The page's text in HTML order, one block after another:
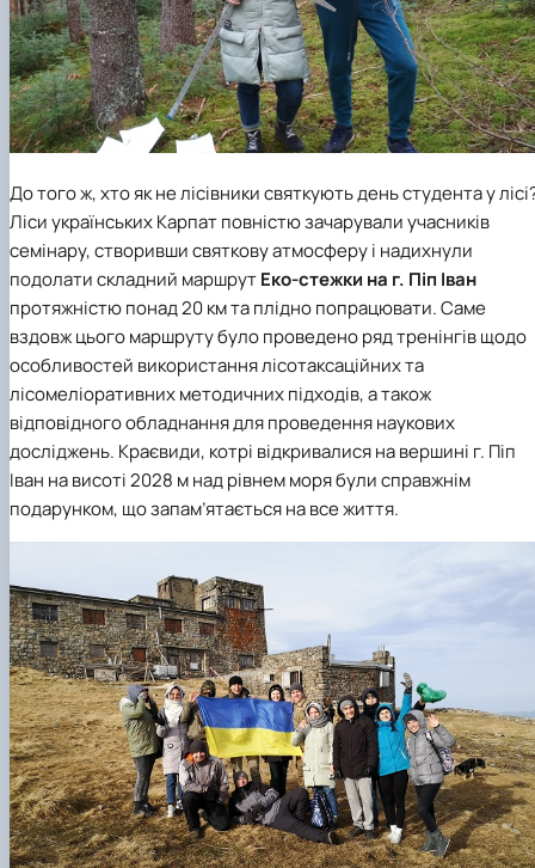
До того ж, хто як не лісівники святкують день студента у
Ліси українських Карпат повністю зачарували учасників
семінару, створивши святкову атмосферу і надихнули
подолати складний маршрутЕко-стежки на г. Піп Іван
протяжністю понад 20 км та плідно попрацювати. Саме
вздовж цього маршруту було проведено ряд тренінгів щодо
особливостей використання лісотаксаційних та
лісомеліоративних методичних підходів, а також
відповідного обладнання для проведення наукових
досліджень. Краєвиди, котрі відкривалися на вершині г. Піп
Іван на висоті 2028 м над рівнем моря були справжнім
подарунком, що запам’ятається на все життя.